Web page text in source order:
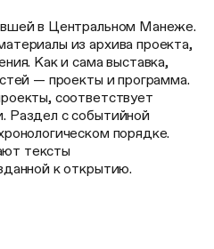
в Центральном Манеже.
из архива проекта,
Как и сама выставка,
— проекты и программа.
соответствует
Раздел с событийной
порядке.
тексты
к открытию.